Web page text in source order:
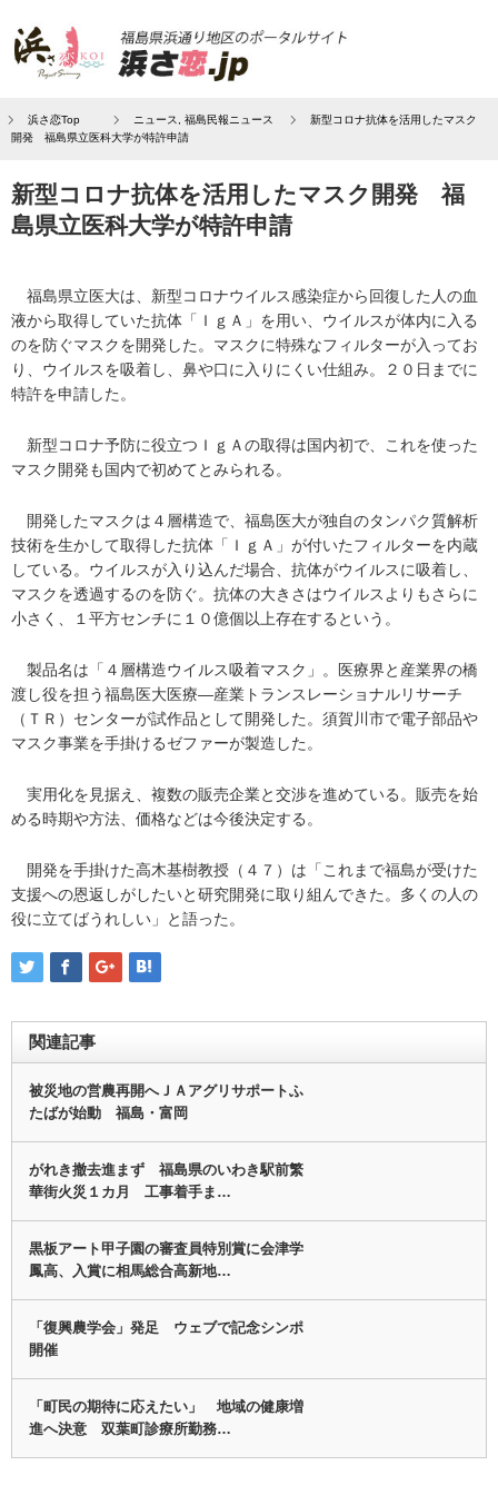
浜さ恋Top ニュース 福島民報ニュース
新型コロナ抗体を活用したマスク
開発 福島県立医科大学が特許申請
新型コロナ抗体を活用したマスク開発 福
島県立医科大学が特許申請
福島県立医大は、新型コロナウイルス感染症から回復した人の血
液から取得していた抗体「ＩｇＡ」を用い、ウイルスが体内に入る
のを防ぐマスクを開発した。マスクに特殊なフィルターが入ってお
り、ウイルスを吸着し、鼻や口に入りにくい仕組み。２０日までに
特許を申請した。
新型コロナ予防に役立つＩｇＡの取得は国内初で、これを使った
マスク開発も国内で初めてとみられる。
開発したマスクは４層構造で、福島医大が独自のタンパク質解析
技術を生かして取得した抗体「ＩｇＡ」が付いたフィルターを内蔵
している。ウイルスが入り込んだ場合、抗体がウイルスに吸着し、
マスクを透過するのを防ぐ。抗体の大きさはウイルスよりもさらに
小さく、１平方センチに１０億個以上存在するという。
製品名は「４層構造ウイルス吸着マスク」。医療界と産業界の橋
渡し役を担う福島医大医療―産業トランスレーショナルリサーチ
（ＴＲ）センターが試作品として開発した。須賀川市で電子部品や
マスク事業を手掛けるゼファーが製造した。
実用化を見据え、複数の販売企業と交渉を進めている。販売を始
める時期や方法、価格などは今後決定する。
開発を手掛けた高木基樹教授（４７）は「これまで福島が受けた
支援への恩返しがしたいと研究開発に取り組んできた。多くの人の
役に立てばうれしい」と語った。
関連記事
被災地の営農再開へＪＡアグリサポートふ
たばが始動 福島・富岡
がれき撤去進まず 福島県のいわき駅前繁
華街火災１カ月 工事着手ま…
黒板アート甲子園の審査員特別賞に会津学
鳳高、入賞に相馬総合高新地…
「復興農学会」発足 ウェブで記念シンポ
開催
「町民の期待に応えたい」 地域の健康増
進へ決意 双葉町診療所勤務…